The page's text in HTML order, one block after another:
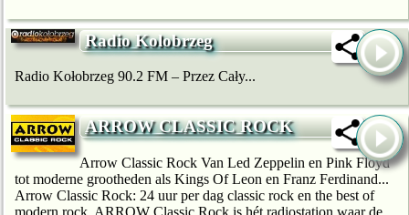
Radio Kolobrzeg
Radio Kołobrzeg 90.2 FM – Przez Cały...
ARROW CLASSIC ROCK
Arrow Classic Rock Van Led Zeppelin en Pink Floyd
tot moderne grootheden als Kings Of Leon en Franz Ferdinand...
Arrow Classic Rock: 24 uur per dag classic rock en the best of
modern rock. ARROW Classic Rock is hét radiostation waar de